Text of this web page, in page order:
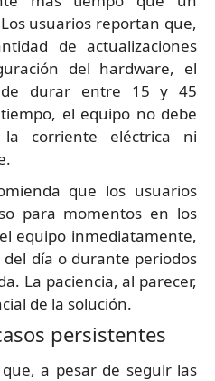
usuarios reportan que,
de actualizaciones
del hardware, el
durar entre 15 y 45
el equipo no debe
la corriente eléctrica ni
que los usuarios
para momentos en los
equipo inmediatamente,
día o durante periodos
La paciencia, al parecer,
de la solución.
persistentes
a pesar de seguir las